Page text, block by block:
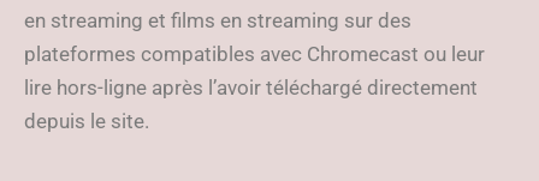
en streaming et films en streaming sur des
plateformes compatibles avec Chromecast ou leur
lire hors-ligne après l’avoir téléchargé directement
depuis le site.